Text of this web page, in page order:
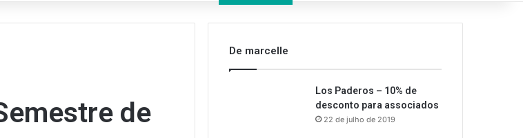
de
De marcelle
Los Paderos – 10% de
desconto para associados
22 de julho de 2019